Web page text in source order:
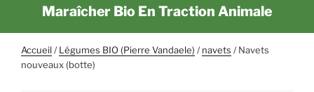
Maraîcher Bio En Traction Animale
Accueil/Légumes BIO (Pierre Vandaele) /navets / Navets
nouveaux (botte)